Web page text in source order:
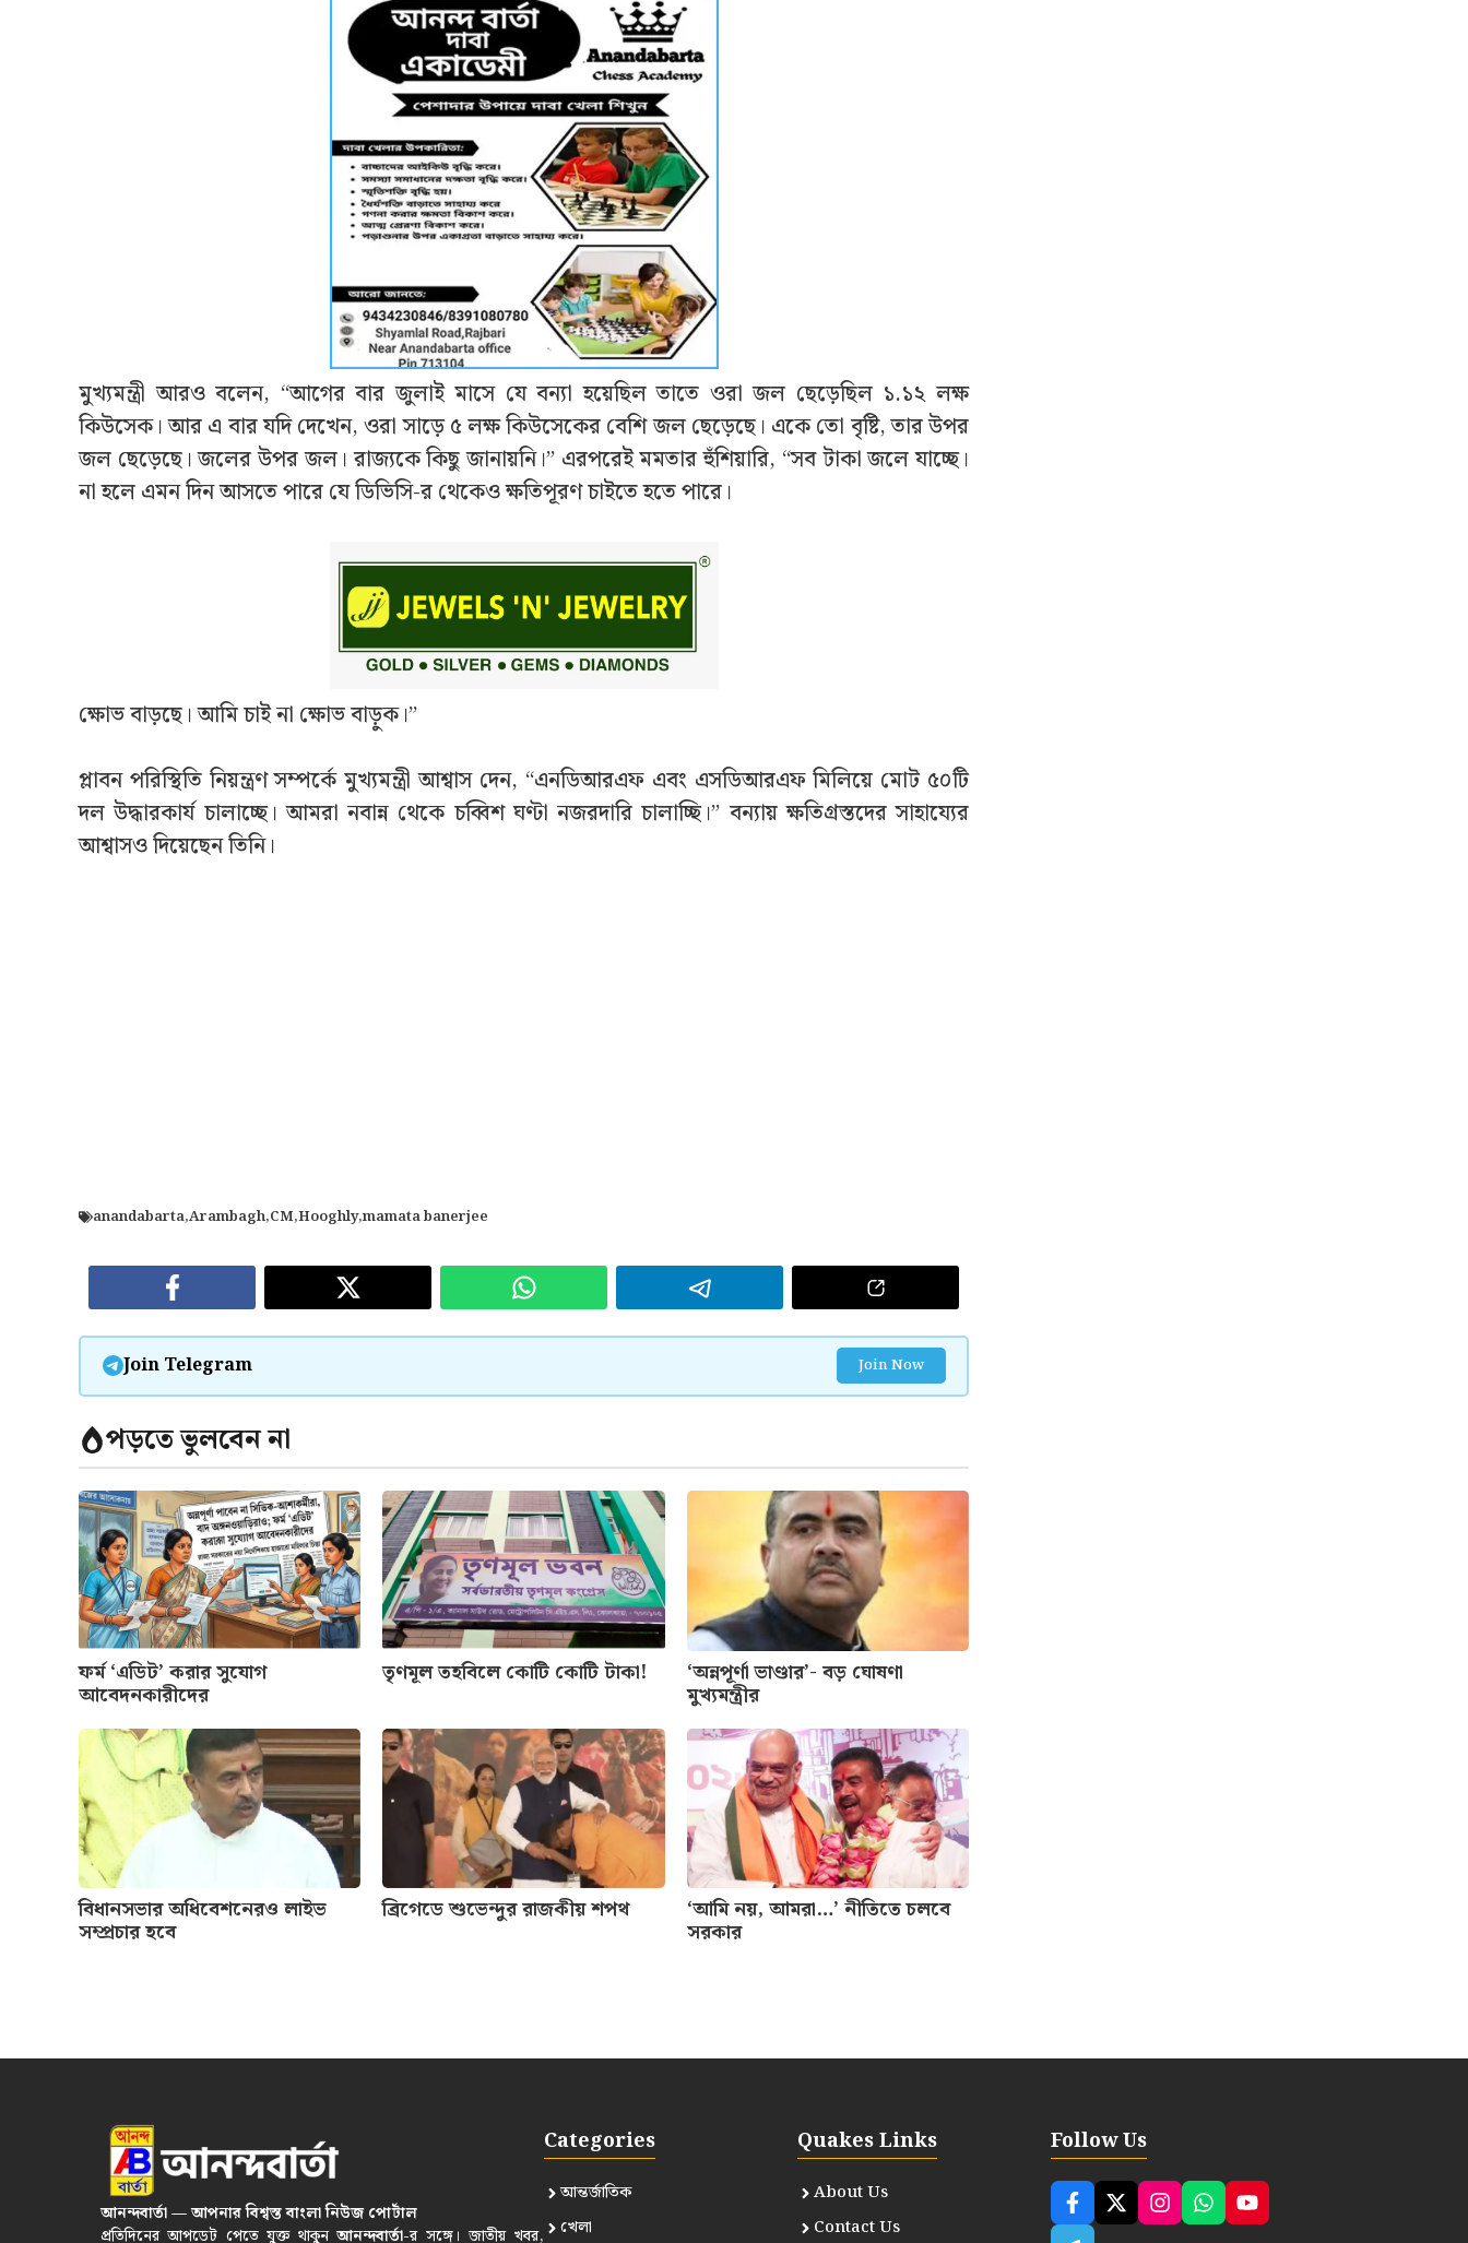
মুখ্যমন্ত্রী আরও বলেন, “আগের বার জুলাই মাসে যে বন্যা হয়েছিল তাতে ওরা জল ছেড়েছিল ১.১২ লক্ষ
কিউসেক। আর এ বার যদি দেখেন, ওরা সাড়ে ৫ লক্ষ কিউসেকের বেশি জল ছেড়েছে। একে তো বৃষ্টি, তার উপর
জল ছেড়েছে। জলের উপর জল। রাজ্যকে কিছু জানায়নি।” এরপরেই মমতার হুঁশিয়ারি, “সব টাকা জলে যাচ্ছে।
না হলে এমন দিন আসতে পারে যে ডিভিসি-র থেকেও ক্ষতিপূরণ চাইতে হতে পারে।
ক্ষোভ বাড়ছে। আমি চাই না ক্ষোভ বাড়ুক।”
প্লাবন পরিস্থিতি নিয়ন্ত্রণ সম্পর্কে মুখ্যমন্ত্রী আশ্বাস দেন, “এনডিআরএফ এবং এসডিআরএফ মিলিয়ে মোট ৫০টি
দল উদ্ধারকার্য চালাচ্ছে। আমরা নবান্ন থেকে চব্বিশ ঘণ্টা নজরদারি চালাচ্ছি।” বন্যায় ক্ষতিগ্রস্তদের সাহায্যের
আশ্বাসও দিয়েছেন তিনি।
anandabarta,Arambagh,CM,Hooghly,mamata banerjee
Join Telegram Join Now
পড়তে ভুলবেন না
ফর্ম ‘এডিট’ করার সুযোগ
আবেদনকারীদের
তৃণমূল তহবিলে কোটি কোটি টাকা! ‘অন্নপূর্ণা ভাণ্ডার’- বড় ঘোষণা
মুখ্যমন্ত্রীর
বিধানসভার অধিবেশনেরও লাইভ
সম্প্রচার হবে
ব্রিগেডে শুভেন্দুর রাজকীয় শপথ ‘আমি নয়, আমরা…’ নীতিতে চলবে
সরকার
আনন্দবার্তা — আপনার বিশ্বস্ত বাংলা নিউজ পোর্টাল
প্রতিদিনের আপডেট পেতে যুক্ত থাকুনআনন্দবার্তা-র সঙ্গে। জাতীয় খবর,
Categories
আন্তর্জাতিক
খেলা
Quakes Links
About Us
Contact Us
Follow Us